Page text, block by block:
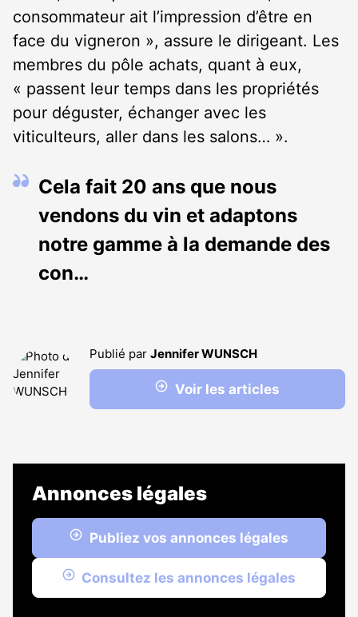
consommateur ait l’impression d’être en
face du vigneron », assure le dirigeant. Les
membres du pôle achats, quant à eux,
« passent leur temps dans les propriétés
pour déguster, échanger avec les
viticulteurs, aller dans les salons… ».
Cela fait 20 ans que nous
vendons du vin et adaptons
notre gamme à la demande des
con…
Publié par Jennifer WUNSCH
Voir les articles
Annonces légales
Publiez vos annonces légales
Consultez les annonces légales